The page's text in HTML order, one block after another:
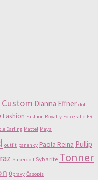
Custom Dianna Effner doll
Fashion Fashion Royalty Fotografie FR
Darling Mattel Maya
outfit panenky Paola Reina Pullip
Superdoll Sybarite Tonner
Úpravy Časopis